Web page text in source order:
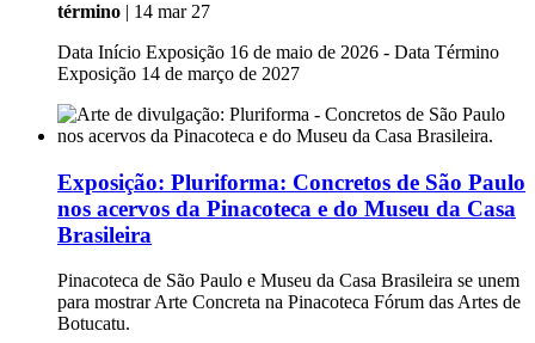
término | 14 mar 27
Data Início Exposição 16 de maio de 2026 - Data Término
Exposição 14 de março de 2027
Exposição: Pluriforma: Concretos de São Paulo
nos acervos da Pinacoteca e do Museu da Casa
Brasileira
Pinacoteca de São Paulo e Museu da Casa Brasileira se unem
para mostrar Arte Concreta na Pinacoteca Fórum das Artes de
Botucatu.